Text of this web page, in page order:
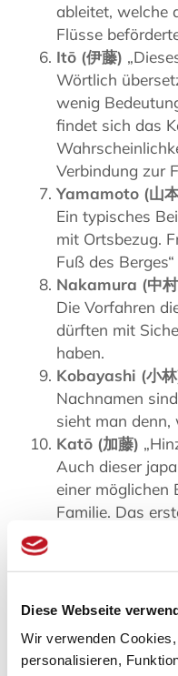
Diese Webseite
Wir verwenden
personalisieren,
ableitet, welche
Flüsse
Itō (伊藤)
Wörtlich
wenig
findet sich das
Verbindung zur
Yamamoto (山
Ein typisches
mit Ortsbezug.
Fuß des
Nakamura (中
Die Vorfahren
dürften mit
haben.
Kobayashi (小
Nachnamen
sieht man denn,
Katō (加藤)
Auch dieser
einer möglichen
Familie. Das
Übrigen auch
aufgenommen
Welchen
häufigsten